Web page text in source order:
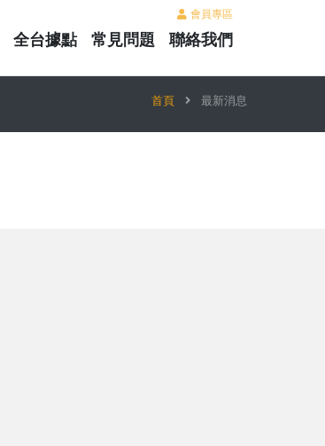
會員專區
全台據點 常見問題 聯絡我們
首頁 最新消息